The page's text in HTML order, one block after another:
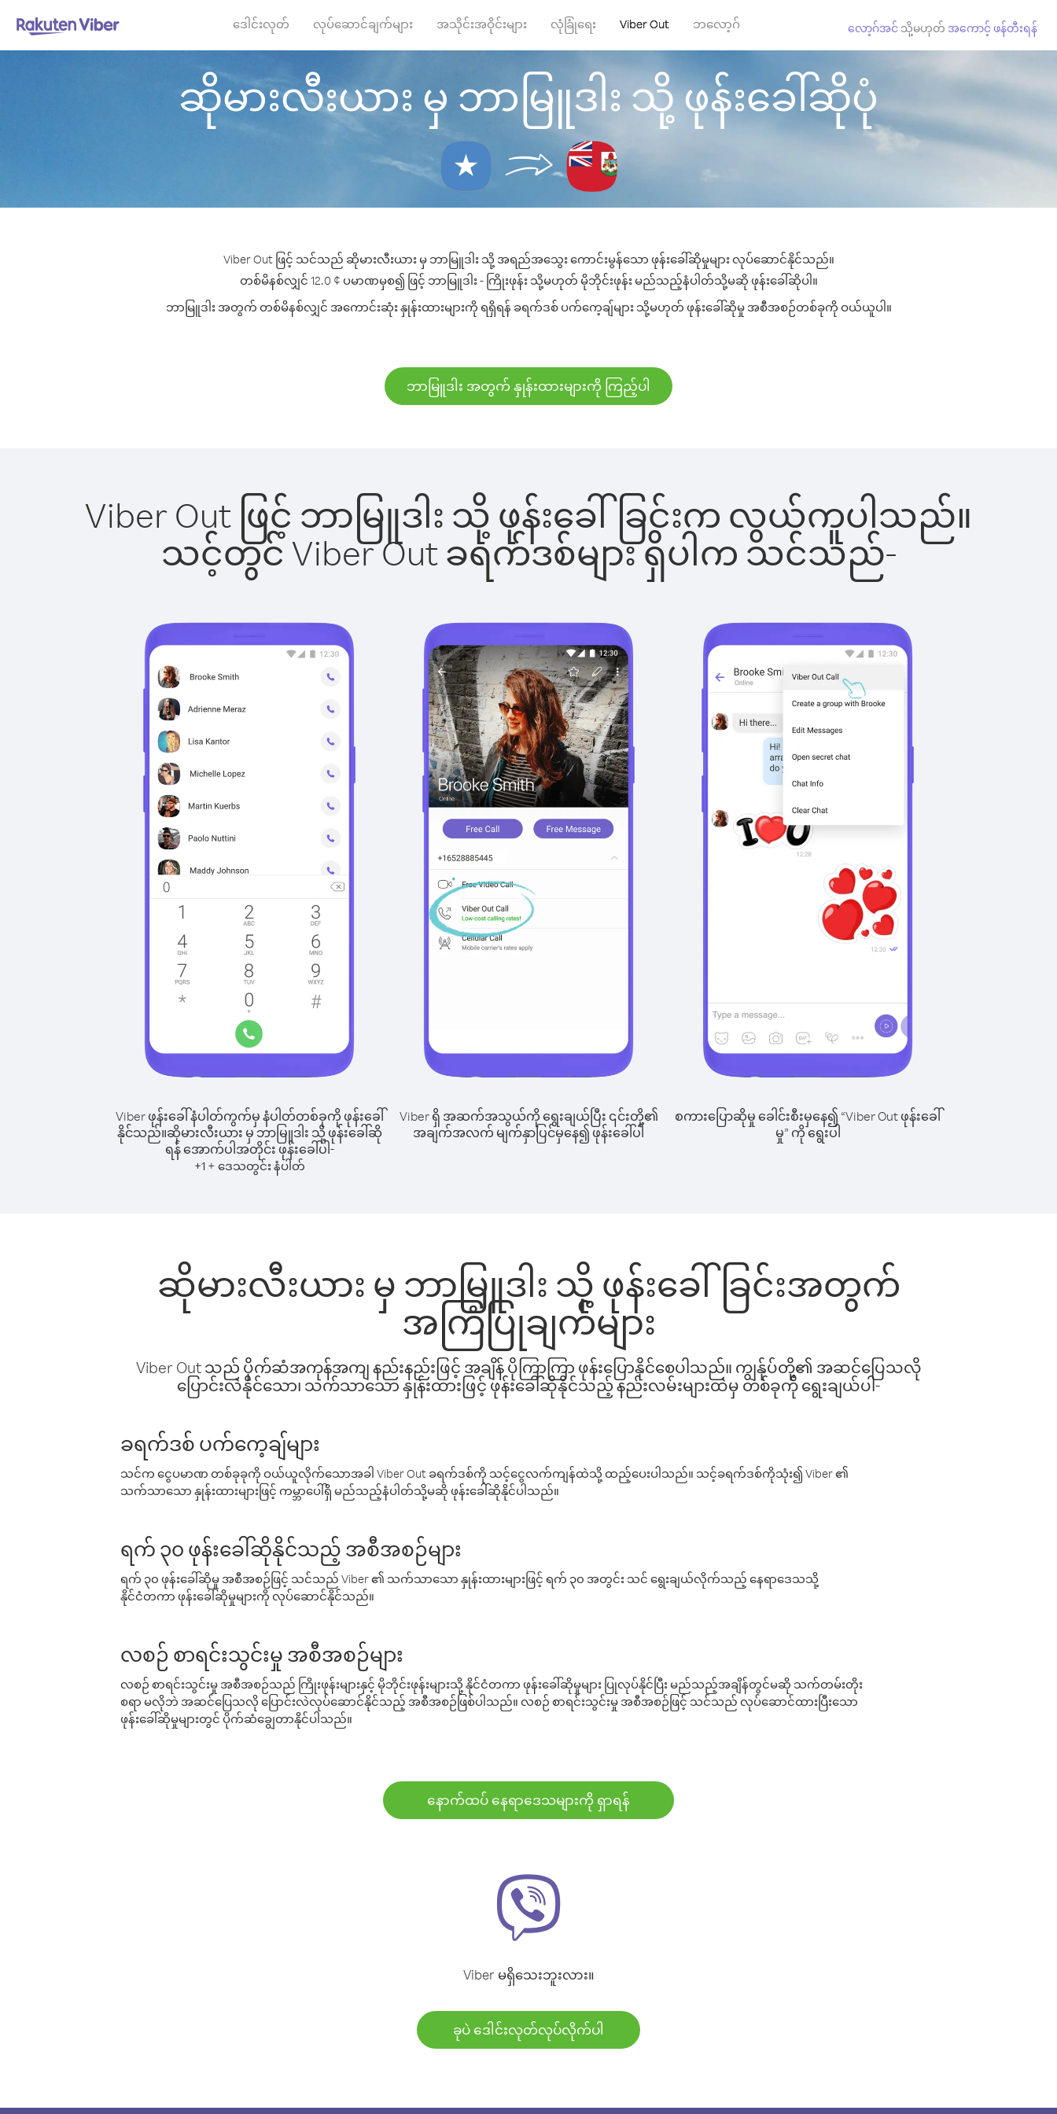
ဒေါင်းလုတ် လုပ်ဆောင်ချက်များ အသိုင်းအဝိုင်းများ လုံခြုံရေး Viber Out ဘလော့ဂ် လော့ဂ်အင် သို့မဟုတ် အကောင့် ဖန်တီးရန်
ဆိုမားလီးယား မှ ဘာမြူဒါး သို့ ဖုန်းခေါ်ဆိုပုံ
Viber Out ဖြင့် သင်သည် ဆိုမားလီးယား မှ ဘာမြူဒါး သို့ အရည်အသွေး ကောင်းမွန်သော ဖုန်းခေါ်ဆိုမှုများ လုပ်ဆောင်နိုင်သည်။
တစ်မိနစ်လျှင် 12.0 ¢ ပမာဏမှစ၍ ဖြင့် ဘာမြူဒါး - ကြိုးဖုန်း သို့မဟုတ် မိုဘိုင်းဖုန်း မည်သည့်နံပါတ်သို့မဆို ဖုန်းခေါ်ဆိုပါ။
ဘာမြူဒါး အတွက် တစ်မိနစ်လျှင် အကောင်းဆုံး နှုန်းထားများကို ရရှိရန် ခရက်ဒစ် ပက်ကေ့ချ်များ သို့မဟုတ် ဖုန်းခေါ်ဆိုမှု အစီအစဉ်တစ်ခုကို ဝယ်ယူပါ။
ဘာမြူဒါး အတွက် နှုန်းထားများကို ကြည့်ပါ
Viber Out ဖြင့် ဘာမြူဒါး သို့ ဖုန်းခေါ်ခြင်းက လွယ်ကူပါသည်။
သင့်တွင် Viber Out ခရက်ဒစ်များ ရှိပါက သင်သည်-
Viber ဖုန်းခေါ်နံပါတ်ကွက်မှ နံပါတ်တစ်ခုကို ဖုန်းခေါ်
နိုင်သည်။ဆိုမားလီးယား မှ ဘာမြူဒါး သို့ ဖုန်းခေါ်ဆို
ရန် အောက်ပါအတိုင်း ဖုန်းခေါ်ပါ-
+1+ ဒေသတွင်း နံပါတ်
Viber ရှိ အဆက်အသွယ်ကို ရွေးချယ်ပြီး ၎င်းတို့၏
အချက်အလက် မျက်နှာပြင်မှနေ၍ ဖုန်းခေါ်ပါ
စကားပြောဆိုမှု ခေါင်းစီးမှနေ၍ “Viber Out ဖုန်းခေါ်
မှု” ကို ရွေးပါ
ဆိုမားလီးယား မှ ဘာမြူဒါး သို့ ဖုန်းခေါ်ခြင်းအတွက်
အကြံပြုချက်များ
Viber Out သည် ပိုက်ဆံအကုန်အကျ နည်းနည်းဖြင့် အချိန် ပိုကြာကြာ ဖုန်းပြောနိုင်စေပါသည်။ ကျွန်ုပ်တို့၏ အဆင်ပြေသလို
ပြောင်းလဲနိုင်သော၊ သက်သာသော နှုန်းထားဖြင့် ဖုန်းခေါ်ဆိုနိုင်သည့် နည်းလမ်းများထဲမှ တစ်ခုကို ရွေးချယ်ပါ-
ခရက်ဒစ် ပက်ကေ့ချ်များ
သင်က ငွေပမာဏ တစ်ခုခုကို ဝယ်ယူလိုက်သောအခါ Viber Out ခရက်ဒစ်ကို သင့်ငွေလက်ကျန်ထဲသို့ ထည့်ပေးပါသည်။ သင့်ခရက်ဒစ်ကိုသုံး၍ Viber ၏
သက်သာသော နှုန်းထားများဖြင့် ကမ္ဘာပေါ်ရှိ မည်သည့်နံပါတ်သို့မဆို ဖုန်းခေါ်ဆိုနိုင်ပါသည်။
ရက် ၃၀ ဖုန်းခေါ်ဆိုနိုင်သည့် အစီအစဉ်များ
ရက် ၃၀ ဖုန်းခေါ်ဆိုမှု အစီအစဉ်ဖြင့် သင်သည် Viber ၏ သက်သာသော နှုန်းထားများဖြင့် ရက် ၃၀ အတွင်း သင် ရွေးချယ်လိုက်သည့် နေရာဒေသသို့
နိုင်ငံတကာ ဖုန်းခေါ်ဆိုမှုများကို လုပ်ဆောင်နိုင်သည်။
လစဉ် စာရင်းသွင်းမှု အစီအစဉ်များ
လစဉ် စာရင်းသွင်းမှု အစီအစဉ်သည် ကြိုးဖုန်းများနှင့် မိုဘိုင်းဖုန်းများသို့ နိုင်ငံတကာ ဖုန်းခေါ်ဆိုမှုများ ပြုလုပ်နိုင်ပြီး မည်သည့်အချိန်တွင်မဆို သက်တမ်းတိုး
စရာ မလိုဘဲ အဆင်ပြေသလို ပြောင်းလဲလုပ်ဆောင်နိုင်သည့် အစီအစဉ်ဖြစ်ပါသည်။ လစဉ် စာရင်းသွင်းမှု အစီအစဉ်ဖြင့် သင်သည် လုပ်ဆောင်ထားပြီးသော
ဖုန်းခေါ်ဆိုမှုများတွင် ပိုက်ဆံချွေတာနိုင်ပါသည်။
နောက်ထပ် နေရာဒေသများကို ရှာရန်
Viber မရှိသေးဘူးလား။
ခုပဲ ဒေါင်းလုတ်လုပ်လိုက်ပါ